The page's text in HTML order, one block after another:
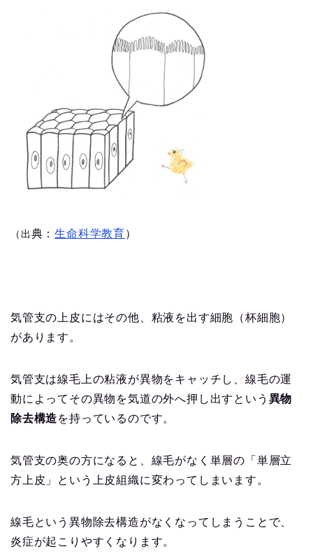
（出典：生命科学教育）
気管支の上皮にはその他、粘液を出す細胞（杯細胞）
があります。
気管支は線毛上の粘液が異物をキャッチし、線毛の運
動によってその異物を気道の外へ押し出すという 異物
除去構造を持っているのです。
気管支の奥の方になると、線毛がなく単層の「単層立
方上皮」という上皮組織に変わってしまいます。
線毛という異物除去構造がなくなってしまうことで、
炎症が起こりやすくなります。